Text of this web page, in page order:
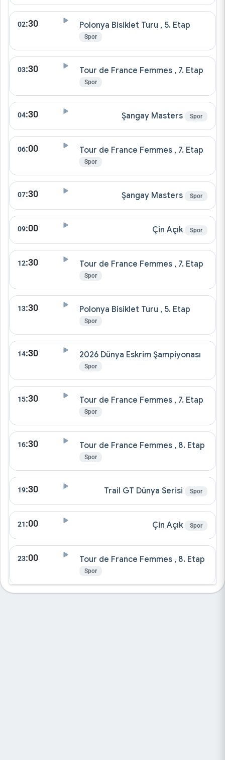
02:30 Polonya Bisiklet Turu , 5. Etap
Spor
03:30 Tour de France Femmes , 7. Etap
Spor
04:30 Şangay Masters Spor
06:00 Tour de France Femmes , 7. Etap
Spor
07:30 Şangay Masters Spor
09:00 Çin Açık Spor
12:30 Tour de France Femmes , 7. Etap
Spor
13:30 Polonya Bisiklet Turu , 5. Etap
Spor
14:30 2026 Dünya Eskrim Şampiyonası
Spor
15:30 Tour de France Femmes , 7. Etap
Spor
16:30 Tour de France Femmes , 8. Etap
Spor
19:30 Trail GT Dünya Serisi Spor
21:00 Çin Açık Spor
23:00 Tour de France Femmes , 8. Etap
Spor